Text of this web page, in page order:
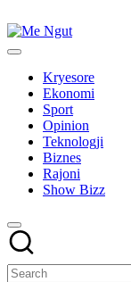
to
content
Me
Këtu
lajmet
ngut
Kryesore
Ekonomi
Sport
Opinion
Teknologji
Biznes
Rajoni
Show Bizz